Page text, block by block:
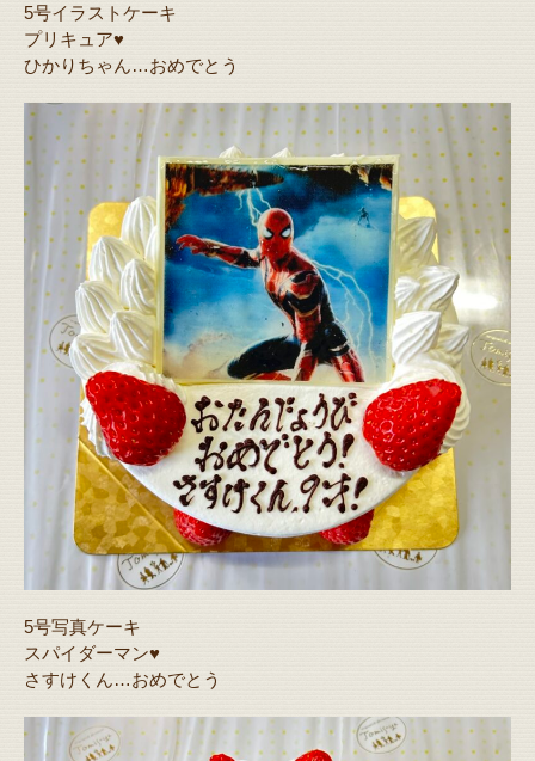
5号イラストケーキ
プリキュア♥️
ひかりちゃん…おめでとう
5号写真ケーキ
スパイダーマン♥️
さすけくん…おめでとう